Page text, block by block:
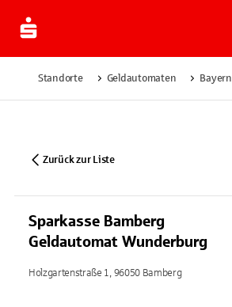
Standorte Geldautomaten Bayern
Zurück zur Liste
Sparkasse Bamberg
Geldautomat Wunderburg
Holzgartenstraße 1, 96050 Bamberg